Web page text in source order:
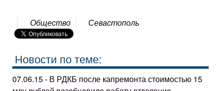
Общество Севастополь
Новости по теме:
07.06.15 - В РДКБ после капремонта стоимостью 15